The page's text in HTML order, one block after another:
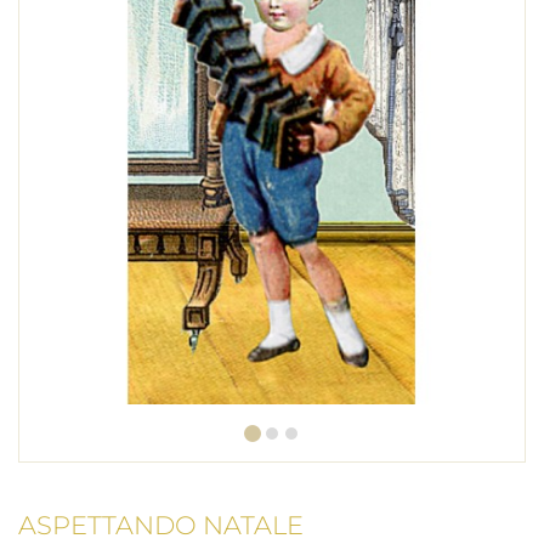
ASPETTANDO NATALE